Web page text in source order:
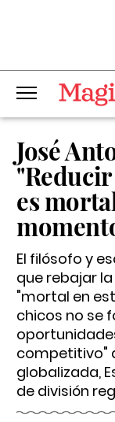
José
es
El filósofo y
que rebajar
"mortal en
chicos no se
competitivo"
globalizada,
de división